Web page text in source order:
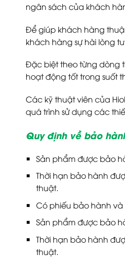
ngân sách của khách
Để giúp khách hàng
khách hàng sự hài lòng
Đặc biệt theo từng dòng
hoạt động tốt trong suốt
Các kỹ thuật viên của
quá trình sử dụng các
Quy định về bảo
Sản phẩm được bảo
Thời hạn bảo hành
thuật.
Có phiếu bảo hành
Sản phẩm được bảo
Thời hạn bảo hành
thuật.